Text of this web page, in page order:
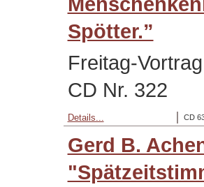
Spötter.”
Freitag-
CD Nr. 322
CD
Details...
Gerd B.